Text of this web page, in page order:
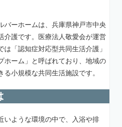
バーホームは、兵庫県神戸市中央
介護です。医療法人敬愛会が運営
は「認知症対応型共同生活介護」
ホーム」と呼ばれており、地域の
小規模な共同生活施設です。
いような環境の中で、入浴や排